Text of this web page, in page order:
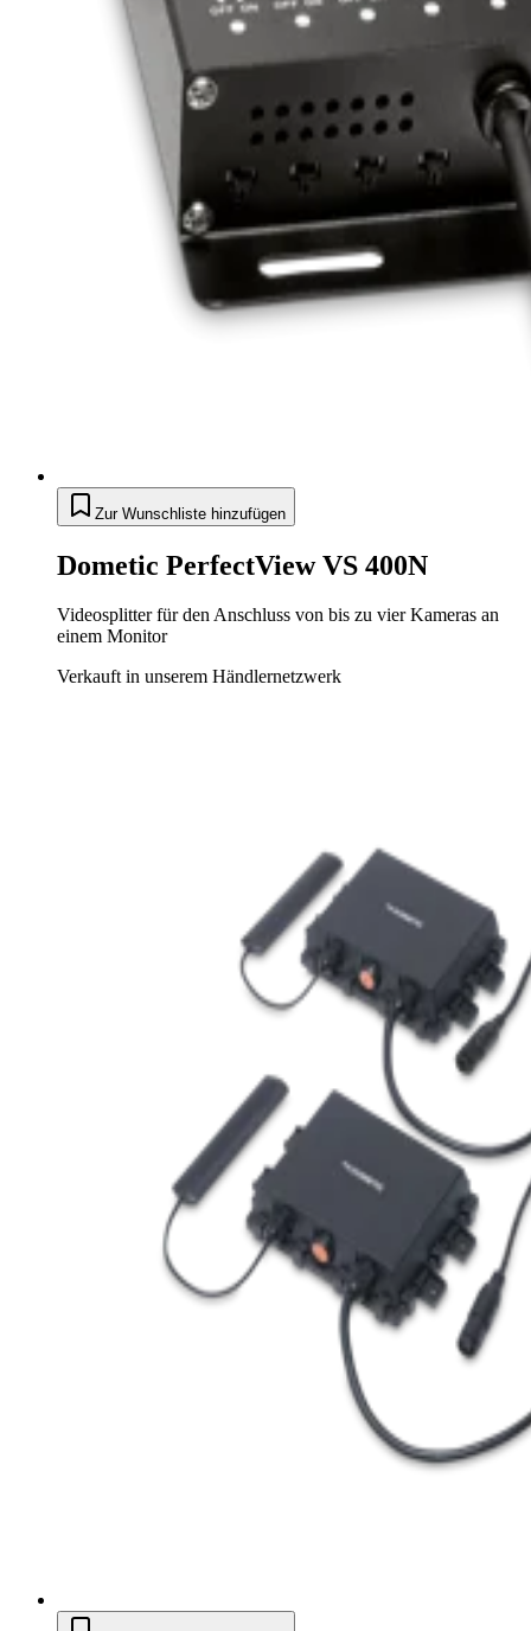
Zur Wunschliste hinzufügen
Dometic PerfectView VS 400N
Videosplitter für den Anschluss von bis zu vier Kameras an
einem Monitor
Verkauft in unserem Händlernetzwerk